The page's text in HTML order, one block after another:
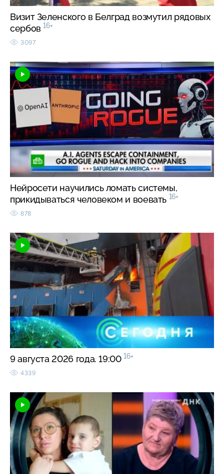
Визит Зеленского в Белград возмутил рядовых
сербов 16+
3097
Нейросети научились ломать системы,
прикидываться человеком и воевать 16+
878
9 августа 2026 года. 19:00 16+
4339